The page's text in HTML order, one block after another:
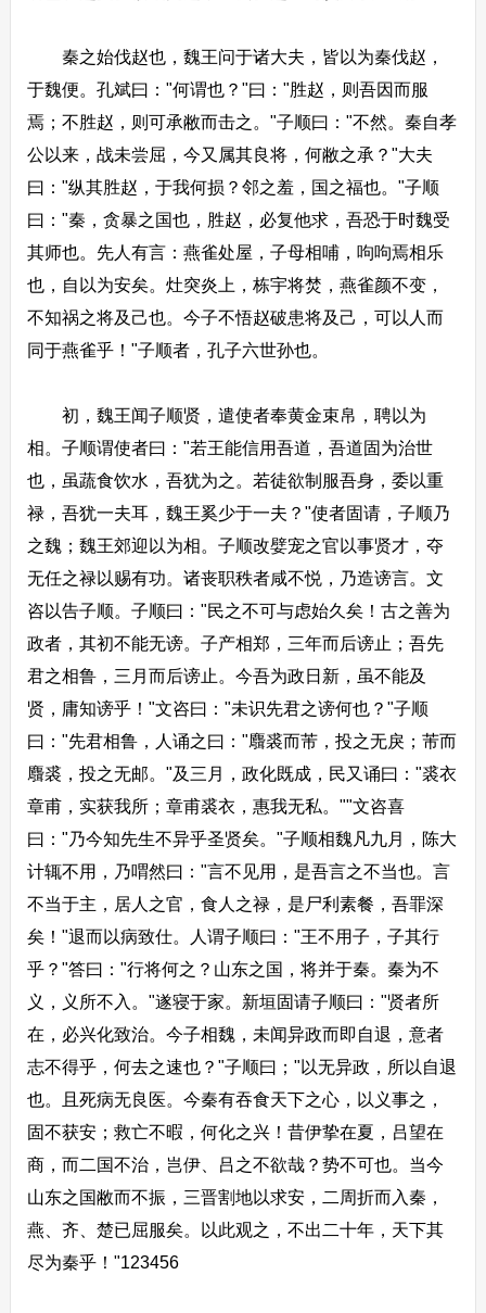
秦之始伐赵也，魏王问于诸大夫，皆以为秦伐赵，
于魏便。孔斌曰："何谓也？"曰："胜赵，则吾因而服
焉；不胜赵，则可承敝而击之。"子顺曰："不然。秦自孝
公以来，战未尝屈，今又属其良将，何敝之承？"大夫
曰："纵其胜赵，于我何损？邻之羞，国之福也。"子顺
曰："秦，贪暴之国也，胜赵，必复他求，吾恐于时魏受
其师也。先人有言：燕雀处屋，子母相哺，呴呴焉相乐
也，自以为安矣。灶突炎上，栋宇将焚，燕雀颜不变，
不知祸之将及己也。今子不悟赵破患将及己，可以人而
同于燕雀乎！"子顺者，孔子六世孙也。
初，魏王闻子顺贤，遣使者奉黄金束帛，聘以为
相。子顺谓使者曰："若王能信用吾道，吾道固为治世
也，虽蔬食饮水，吾犹为之。若徒欲制服吾身，委以重
禄，吾犹一夫耳，魏王奚少于一夫？"使者固请，子顺乃
之魏；魏王郊迎以为相。子顺改嬖宠之官以事贤才，夺
无任之禄以赐有功。诸丧职秩者咸不悦，乃造谤言。文
咨以告子顺。子顺曰："民之不可与虑始久矣！古之善为
政者，其初不能无谤。子产相郑，三年而后谤止；吾先
君之相鲁，三月而后谤止。今吾为政日新，虽不能及
贤，庸知谤乎！"文咨曰："未识先君之谤何也？"子顺
曰："先君相鲁，人诵之曰："麛裘而芾，投之无戾；芾而
麛裘，投之无邮。"及三月，政化既成，民又诵曰："裘衣
章甫，实获我所；章甫裘衣，惠我无私。""文咨喜
曰："乃今知先生不异乎圣贤矣。"子顺相魏凡九月，陈大
计辄不用，乃喟然曰："言不见用，是吾言之不当也。言
不当于主，居人之官，食人之禄，是尸利素餐，吾罪深
矣！"退而以病致仕。人谓子顺曰："王不用子，子其行
乎？"答曰："行将何之？山东之国，将并于秦。秦为不
义，义所不入。"遂寝于家。新垣固请子顺曰："贤者所
在，必兴化致治。今子相魏，未闻异政而即自退，意者
志不得乎，何去之速也？"子顺曰；"以无异政，所以自退
也。且死病无良医。今秦有吞食天下之心，以义事之，
固不获安；救亡不暇，何化之兴！昔伊挚在夏，吕望在
商，而二国不治，岂伊、吕之不欲哉？势不可也。当今
山东之国敝而不振，三晋割地以求安，二周折而入秦，
燕、齐、楚已屈服矣。以此观之，不出二十年，天下其
尽为秦乎！"123456